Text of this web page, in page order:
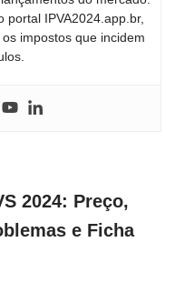
IPVA2024.app.br,
impostos que incidem
2024: Preço,
e Ficha